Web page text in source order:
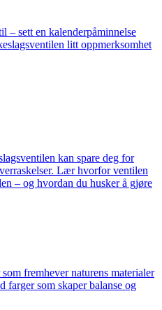
– sett en kalenderpåminnelse
litt oppmerksomhet
kan spare deg for
Lær hvorfor ventilen
– og hvordan du husker å gjøre
fremhever naturens materialer
farger som skaper balanse og